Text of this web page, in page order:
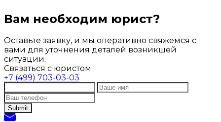
Вам необходим юрист?
Оставьте заявку, и мы оперативно свяжемся с
вами для уточнения деталей возникшей
ситуации.
Связаться с юристом
+7 (499) 703-03-03